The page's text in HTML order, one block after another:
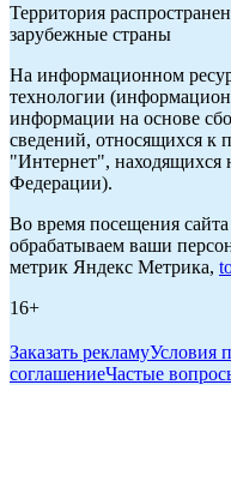
Территория
зарубежные страны
На информационном
технологии
информации на основе
сведений, относящихся к
"Интернет", находящихся
Федерации).
Во время посещения
обрабатываем ваши
метрик Яндекс Метрика,
16+
Заказать рекламуУсловия
соглашениеЧастые